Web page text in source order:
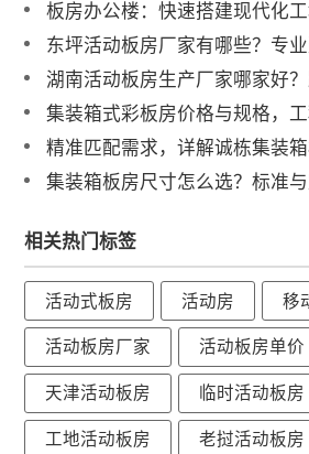
东坪活动板房厂家有哪些？专
集装箱式彩板房价格与规格，
集装箱板房尺寸怎么选？标准
相关热门标签
活动式板房 活动房 移
活动板房厂家 活动板房单价
天津活动板房 临时活动板房
工地活动板房 老挝活动板房